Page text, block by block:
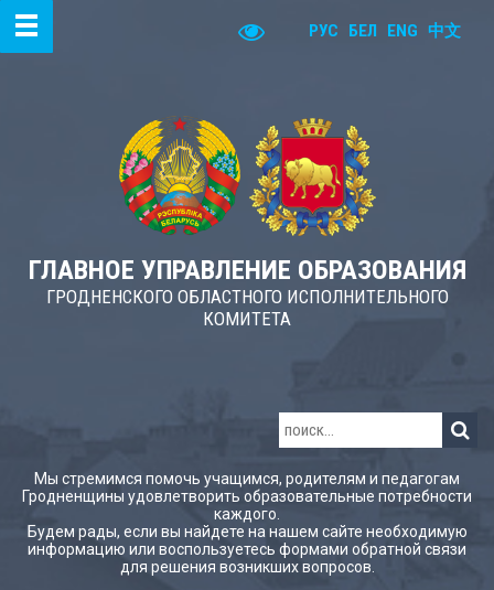
РУС БЕЛ ENG 中文
ГЛАВНОЕ УПРАВЛЕНИЕ ОБРАЗОВАНИЯ
ГРОДНЕНСКОГО ОБЛАСТНОГО ИСПОЛНИТЕЛЬНОГО
КОМИТЕТА
Мы стремимся помочь учащимся, родителям и педагогам
Гродненщины удовлетворить образовательные потребности
каждого.
Будем рады, если вы найдете на нашем сайте необходимую
информацию или воспользуетесь формами обратной связи
для решения возникших вопросов.